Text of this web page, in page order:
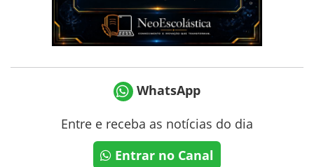
WhatsApp
Entre e receba as notícias do dia
Entrar no Canal